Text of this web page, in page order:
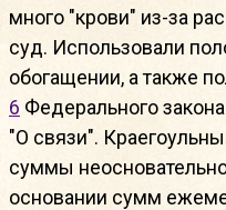
много "крови" из-за
суд. Использовали
обогащении, а также
6 Федерального
"О связи".
суммы
основании сумм